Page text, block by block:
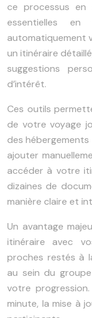
ce processus en
essentielles
automatiquement
un itinéraire
suggestions
d’intérêt.
Ces outils
de votre voyage
des
ajouter
accéder à votre
dizaines de
manière claire et
Un avantage
itinéraire avec
proches restés à
au sein du
votre
minute, la mise à